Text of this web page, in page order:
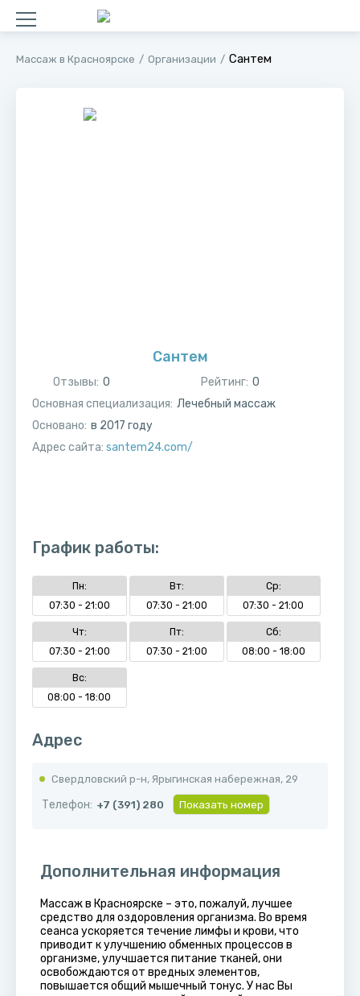
Массаж в Красноярске Организации Сантем
Сантем
Отзывы: 0 Рейтинг: 0
Основная специализация: Лечебный массаж
Основано: в 2017 году
Адрес сайта: santem24.com/
График работы:
Пн:
07:30 - 21:00
Вт:
07:30 - 21:00
Ср:
07:30 - 21:00
Чт:
07:30 - 21:00
Пт:
07:30 - 21:00
Сб:
08:00 - 18:00
Вс:
08:00 - 18:00
Адрес
Свердловский р-н, ​Ярыгинская набережная, 29
Телефон: +7 (391) 280 Показать номер
Дополнительная информация
Массаж в Красноярске – это, пожалуй, лучшее
средство для оздоровления организма. Во время
сеанса ускоряется течение лимфы и крови, что
приводит к улучшению обменных процессов в
организме, улучшается питание тканей, они
освобождаются от вредных элементов,
повышается общий мышечный тонус. У нас Вы